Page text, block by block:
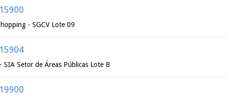
- SGCV Lote 09
SIA Setor de Áreas Públicas Lote B